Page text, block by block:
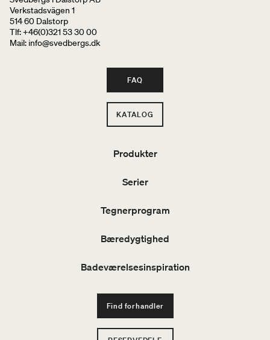
Verkstadsvägen 1
514 60 Dalstorp
Tlf: +46(0)321 53 30 00
Mail: info@svedbergs.dk
FAQ
KATALOG
Produkter
Serier
Tegnerprogram
Bæredygtighed
Badeværelsesinspiration
Find forhandler